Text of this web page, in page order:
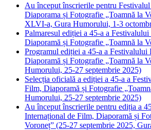
Au început înscrierile pentru
Diaporama și Fotografie „Toamnă la
XLVI-a, Gura Humorului, 1-3
Palmaresul ediției a 45-a a
Diaporamă și Fotografie „Toamnă la
Programul ediției a 45-a a Festivalului
Diaporamă și Fotografie „Toamnă la
Humorului, 25-27 septembrie 2025)
Selecția oficială a ediției a 45-a a
Film, Diaporamă și Fotografie
Humorului, 25-27 septembrie 2025)
Au început înscrierile pentru ediția a
Internațional de Film, Diaporamă și
Voroneț” (25-27 septembrie 2025,